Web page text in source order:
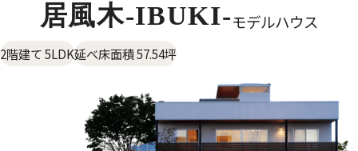
居風木-IBUKI-モデルハウス
2階建て 5LDK延べ床面積 57.54坪